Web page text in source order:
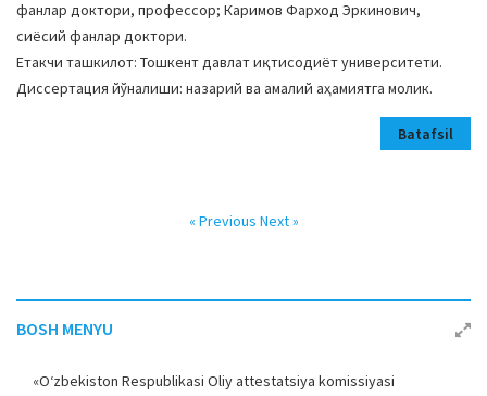
фанлар доктори, профессор; Каримов Фарход Эркинович,
сиёсий фанлар доктори.
Етакчи ташкилот: Тошкент давлат иқтисодиёт университети.
Диссертация йўналиши: назарий ва амалий аҳамиятга молик.
Batafsil
« Previous Next »
BOSH MENYU
«O‘zbekiston Respublikasi Oliy attestatsiya komissiyasi